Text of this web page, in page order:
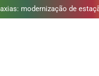
tem diversas opções de
reúne Nosso Sentimento
modernização de
tem diversas opções de
reúne Nosso Sentimento